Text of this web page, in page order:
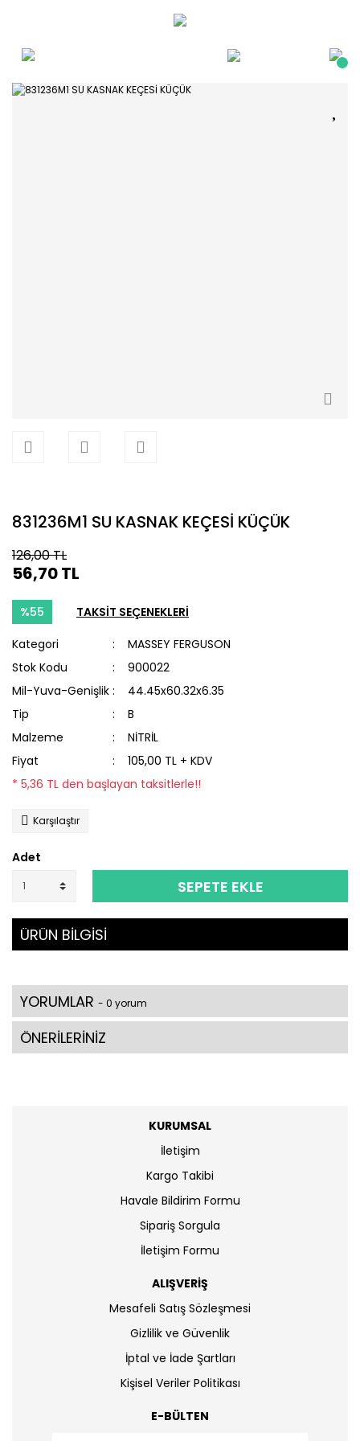
831236M1 SU KASNAK KEÇESİ KÜÇÜK
126,00 TL
56,70 TL
%55 TAKSİT SEÇENEKLERİ
Kategori
MASSEY FERGUSON
Stok Kodu
900022
Mil-Yuva-Genişlik
44.45x60.32x6.35
Tip
B
Malzeme
NİTRİL
Fiyat
105,00 TL + KDV
* 5,36 TL den başlayan taksitlerle!!
Karşılaştır
Adet
SEPETE EKLE
ÜRÜN BİLGİSİ
YORUMLAR - 0 yorum
ÖNERİLERİNİZ
KURUMSAL
İletişim
Kargo Takibi
Havale Bildirim Formu
Sipariş Sorgula
İletişim Formu
ALIŞVERİŞ
Mesafeli Satış Sözleşmesi
Gizlilik ve Güvenlik
İptal ve İade Şartları
Kişisel Veriler Politikası
E-BÜLTEN